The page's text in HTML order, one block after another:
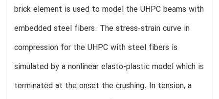
brick element is used to model the UHPC beams with
embedded steel fibers. The stress-strain curve in
compression for the UHPC with steel fibers is
simulated by a nonlinear elasto-plastic model which is
terminated at the onset the crushing. In tension, a